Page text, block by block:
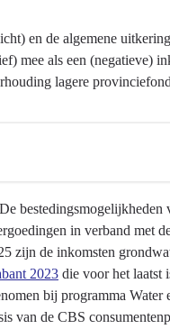
en de algemene
mee als een (negatieve)
lagere
in verband met
zijn de inkomsten
2023 die voor het laatst
bij programma Water
van de CBS